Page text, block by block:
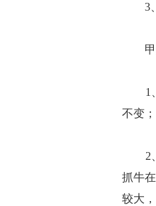
3、
甲
1、
不变；
2、
抓牛
较大